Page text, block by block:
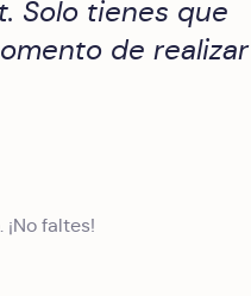
Solo tienes que
de realizar
faltes!